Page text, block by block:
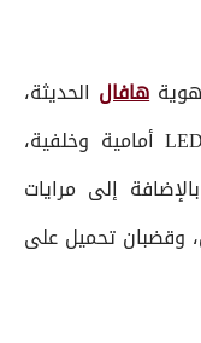
هافال الحديثة،
مع شبكة أمامية مطورة، ومصابيح LED أمامية وخلفية،
إلى 18 بوصة، بالإضافة إلى مرايات
وقضبان تحميل على